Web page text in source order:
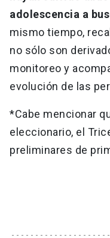
adolescencia a
mismo tiempo,
no sólo son
monitoreo y
evolución de las
*Cabe mencionar
eleccionario, el
preliminares de